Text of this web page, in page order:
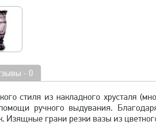
- 0
стиля из накладного хрусталя
ручного выдувания.
Изящные грани резки вазы из